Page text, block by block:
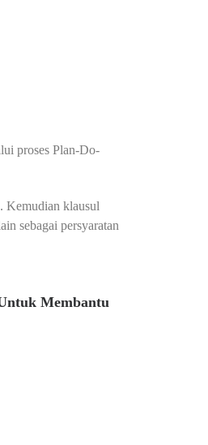
proses Plan-Do-
Kemudian klausul
sebagai persyaratan
Membantu